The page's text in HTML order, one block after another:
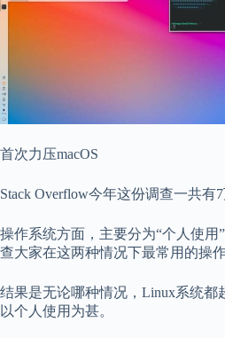
首次力压macOS
Stack Overflow今年这份调查一共有7
操作系统方面，主要分为“个人使用
查大家在这两种情况下最常用的操作
结果是无论哪种情况，Linux系统都
以个人使用为甚。